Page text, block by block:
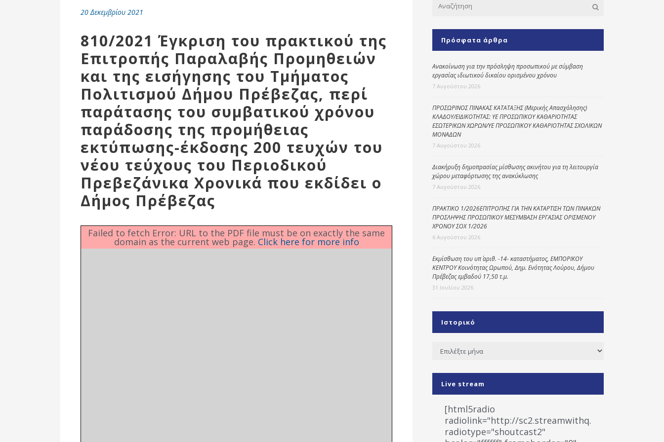
αστυνομία
Γραφείο εσόδων
Πολιτική
προστασία
Κοινωνικό
Kοινωνικό
φαρμακείο
Πρόγραμμα
“Βοήθεια στο σπίτι”
Φροντίδας
Ηλικιωμένων
(Κ.Η.Φ.Η.) Πρέβεζας
Αθλητικές
Υποδομές
Αθλητικές
Εκδηλώσεις
Βιβλιοθήκη
Δίκτυο
20 Δεκεμβρίου 2021
810/2021 Έγκριση του πρακτικού της
Επιτροπής Παραλαβής Προμηθειών
και της εισήγησης του Τμήματος
Πολιτισμού Δήμου Πρέβεζας, περί
παράτασης του συμβατικού χρόνου
παράδοσης της προμήθειας
εκτύπωσης-έκδοσης 200 τευχών του
νέου τεύχους του Περιοδικού
Πρεβεζάνικα Χρονικά που εκδίδει ο
Δήμος Πρέβεζας
Failed to fetch Error: URL to the PDF file must be on exactly the same
domain as the current web page. Click here for more info
Πρόσφατα άρθρα
Ανακοίνωση για την πρόσληψη προσωπικού με σύμβαση
εργασίας ιδιωτικού δικαίου ορισμένου χρόνου
7 Αυγούστου 2026
ΠΡΟΣΩΡΙΝΟΣ ΠΙΝΑΚΑΣ ΚΑΤΑΤΑΞΗΣ (Μερικής Απασχόλησης)
ΚΛΑΔΟΥ/ΕΙΔΙΚΟΤΗΤΑΣ: ΥΕ ΠΡΟΣΩΠΙΚΟΥ ΚΑΘΑΡΙΟΤΗΤΑΣ
ΕΣΩΤΕΡΙΚΩΝ ΧΩΡΩΝ/ΥΕ ΠΡΟΣΩΠΙΚΟΥ ΚΑΘΑΡΙΟΤΗΤΑΣ ΣΧΟΛΙΚΩΝ
ΜΟΝΑΔΩΝ
7 Αυγούστου 2026
Διακήρυξη δημοπρασίας μίσθωσης ακινήτου για τη λειτουργία
χώρου μεταφόρτωσης της ανακύκλωσης
7 Αυγούστου 2026
ΠΡΑΚΤΙΚΟ 1/2026ΕΠΙΤΡΟΠΗΣ ΓΙΑ ΤΗΝ ΚΑΤΑΡΤΙΣΗ ΤΩΝ ΠΙΝΑΚΩΝ
ΠΡΟΣΛΗΨΗΣ ΠΡΟΣΩΠΙΚΟΥ ΜΕΣΥΜΒΑΣΗ ΕΡΓΑΣΙΑΣ ΟΡΙΣΜΕΝΟΥ
ΧΡΟΝΟΥ ΣΟΧ 1/2026
6 Αυγούστου 2026
Εκμίσθωση του υπ΄ αριθ. -14- καταστήματος, ΕΜΠΟΡΙΚΟΥ
ΚΕΝΤΡΟΥ Κοινότητας Ωρωπού, Δημ. Ενότητας Λούρου, Δήμου
Πρέβεζας εμβαδού 17,50 τ.μ.
31 Ιουλίου 2026
Ιστορικό
Ιστορικό
Live stream
[html5radio
radiolink="http://sc2.streamwithq.com:8028/
radiotype="shoutcast2"